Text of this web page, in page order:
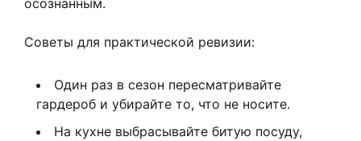
осознанным.
Советы для практической ревизии:
Один раз в сезон пересматривайте
гардероб и убирайте то, что не носите.
На кухне выбрасывайте битую посуду,